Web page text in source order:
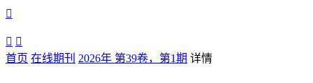

 
首页 在线期刊 2026年 第39卷，第1期 详情